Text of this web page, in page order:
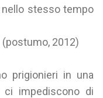
stesso tempo
2012)
prigionieri in una
impediscono di